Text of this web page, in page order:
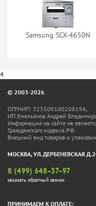
Samsung SCX-4650N
4
© 2003-2026
ОГРНИП: 323508100208194,
ИП Емельянов Андрей
Информация на сайте не
Гражданского кодекса РФ.
Внешний вид товаров и
МОСКВА, УЛ. ДЕРБЕНЕВСКАЯ
8 (499) 648-37-97
заказать обратный звонок
ПРИНИМАЕМ К ОПЛАТЕ: